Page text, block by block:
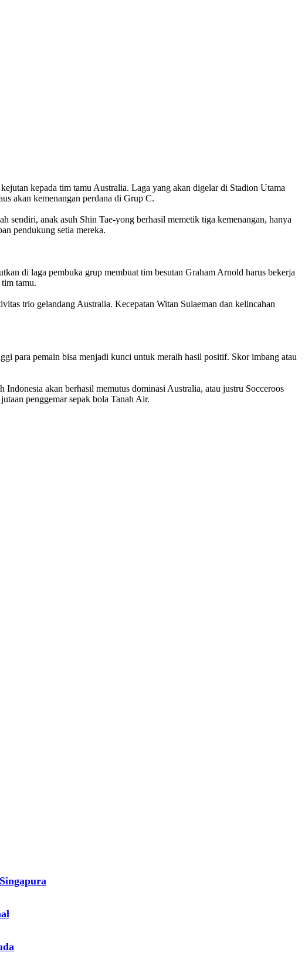
kepada tim tamu Australia. Laga yang akan digelar di Stadion Utama
akan kemenangan perdana di Grup C.
sendiri, anak asuh Shin Tae-yong berhasil memetik tiga kemenangan, hanya
pendukung setia mereka.
di laga pembuka grup membuat tim besutan Graham Arnold harus bekerja
tamu.
trio gelandang Australia. Kecepatan Witan Sulaeman dan kelincahan
para pemain bisa menjadi kunci untuk meraih hasil positif. Skor imbang atau
akan berhasil memutus dominasi Australia, atau justru Socceroos
penggemar sepak bola Tanah Air.